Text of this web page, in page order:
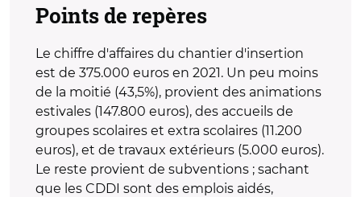
Points de repères
Le chiffre d'affaires du chantier d'insertion
est de 375.000 euros en 2021. Un peu moins
de la moitié (43,5%), provient des animations
estivales (147.800 euros), des accueils de
groupes scolaires et extra scolaires (11.200
euros), et de travaux extérieurs (5.000 euros).
Le reste provient de subventions ; sachant
que les CDDI sont des emplois aidés,